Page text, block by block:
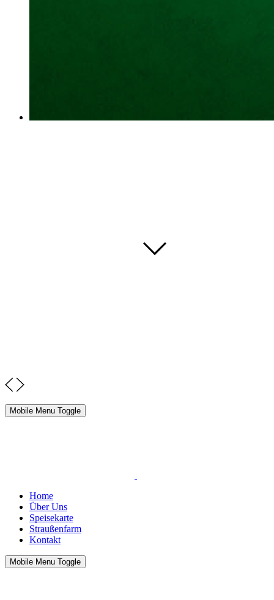
Mobile Menu Toggle
Home
Über Uns
Speisekarte
Straußenfarm
Kontakt
Mobile Menu Toggle